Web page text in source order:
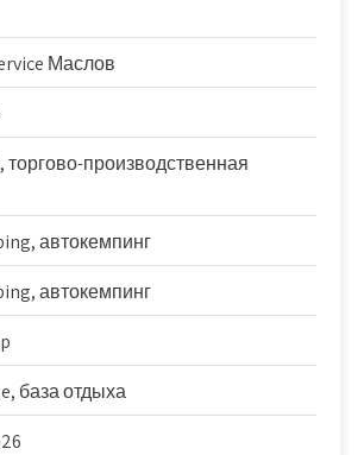
Маслов
торгово-производственная
автокемпинг
автокемпинг
база отдыха